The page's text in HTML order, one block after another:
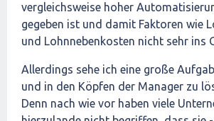
vergleichsweise hoher
gegeben ist und damit Faktoren wie
und Lohnnebenkosten nicht sehr ins
Allerdings sehe ich eine große
und in den Köpfen der Manager zu
Denn nach wie vor haben viele